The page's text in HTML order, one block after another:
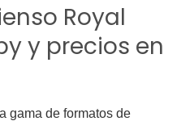
Royal
y precios en
gama de formatos de